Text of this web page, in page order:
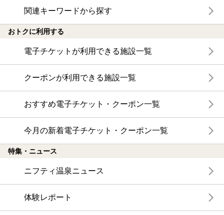
関連キーワードから探す
おトクに利用する
電子チケットが利用できる施設一覧
クーポンが利用できる施設一覧
おすすめ電子チケット・クーポン一覧
今月の新着電子チケット・クーポン一覧
特集・ニュース
ニフティ温泉ニュース
体験レポート